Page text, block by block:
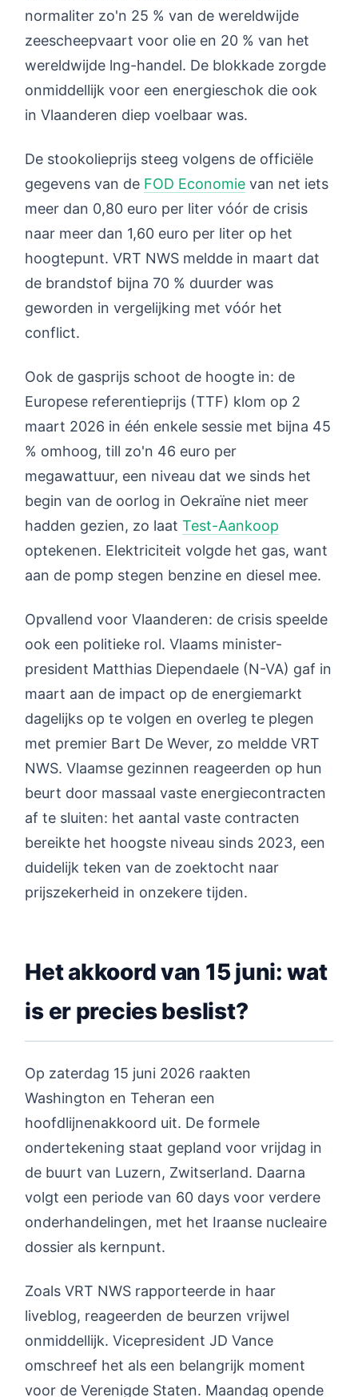
normaliter zo'n 25 % van de wereldwijde
zeescheepvaart voor olie en 20 % van het
wereldwijde lng-handel. De blokkade zorgde
onmiddellijk voor een energieschok die ook
in Vlaanderen diep voelbaar was.
De stookolieprijs steeg volgens de officiële
gegevens van de FOD Economie van net iets
meer dan 0,80 euro per liter vóór de crisis
naar meer dan 1,60 euro per liter op het
hoogtepunt. VRT NWS meldde in maart dat
de brandstof bijna 70 % duurder was
geworden in vergelijking met vóór het
conflict.
Ook de gasprijs schoot de hoogte in: de
Europese referentieprijs (TTF) klom op 2
maart 2026 in één enkele sessie met bijna 45
% omhoog, till zo'n 46 euro per
megawattuur, een niveau dat we sinds het
begin van de oorlog in Oekraïne niet meer
hadden gezien, zo laatTest-Aankoop
optekenen. Elektriciteit volgde het gas, want
aan de pomp stegen benzine en diesel mee.
Opvallend voor Vlaanderen: de crisis speelde
ook een politieke rol. Vlaams minister-
president Matthias Diependaele (N-VA) gaf in
maart aan de impact op de energiemarkt
dagelijks op te volgen en overleg te plegen
met premier Bart De Wever, zo meldde VRT
NWS. Vlaamse gezinnen reageerden op hun
beurt door massaal vaste energiecontracten
af te sluiten: het aantal vaste contracten
bereikte het hoogste niveau sinds 2023, een
duidelijk teken van de zoektocht naar
prijszekerheid in onzekere tijden.
Het akkoord van 15 juni: wat
is er precies beslist?
Op zaterdag 15 juni 2026 raakten
Washington en Teheran een
hoofdlijnenakkoord uit. De formele
ondertekening staat gepland voor vrijdag in
de buurt van Luzern, Zwitserland. Daarna
volgt een periode van 60 days voor verdere
onderhandelingen, met het Iraanse nucleaire
dossier als kernpunt.
Zoals VRT NWS rapporteerde in haar
liveblog, reageerden de beurzen vrijwel
onmiddellijk. Vicepresident JD Vance
omschreef het als een belangrijk moment
voor de Verenigde Staten. Maandag opende